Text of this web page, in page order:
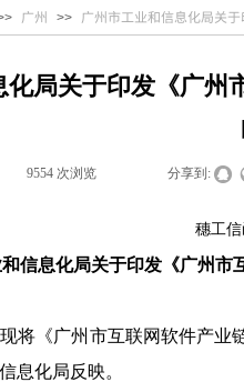
广州 >> 广州市工业和信息化局关
化局关于印发《广州
9554 次浏览 分享到:
穗工信
信息化局关于印发《广州
《广州市互联网软件产业
息化局反映。